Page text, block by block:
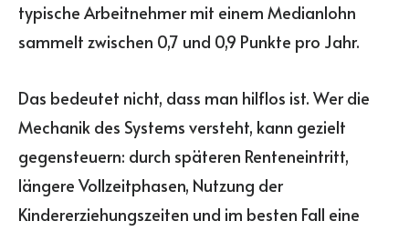
typische Arbeitnehmer mit einem Medianlohn
sammelt zwischen 0,7 und 0,9 Punkte pro Jahr.
Das bedeutet nicht, dass man hilflos ist. Wer die
Mechanik des Systems versteht, kann gezielt
gegensteuern: durch späteren Renteneintritt,
längere Vollzeitphasen, Nutzung der
Kindererziehungszeiten und im besten Fall eine